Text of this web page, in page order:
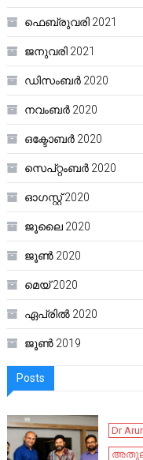
ഫെബ്രുവരി 2021
ജനുവരി 2021
ഡിസംബർ 2020
നവംബർ 2020
ഒക്ടോബർ 2020
സെപ്റ്റംബർ 2020
ഓഗസ്റ്റ്‌ 2020
ജൂലൈ 2020
ജൂൺ 2020
മെയ്‌ 2020
ഏപ്രിൽ 2020
ജൂൺ 2019
Posts
Dr